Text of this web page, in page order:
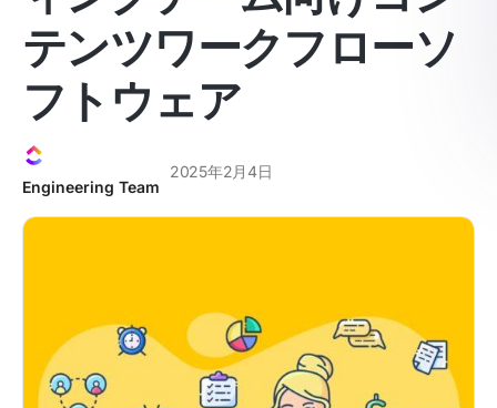
テンツワークフローソ
フトウェア
Engineering Team
2025年2月4日